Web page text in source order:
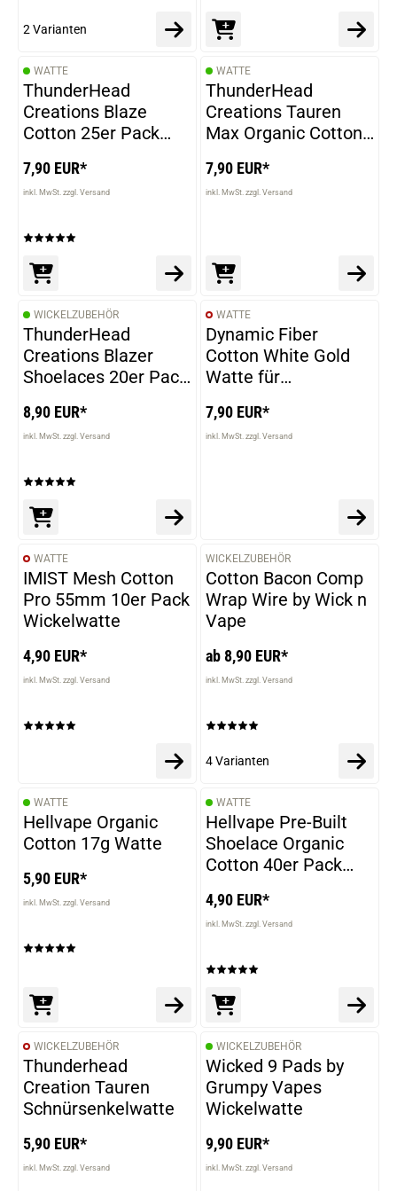
2 Varianten
WATTE
ThunderHead
Creations Blaze
Cotton 25er Pack
7,90 EUR*
inkl. MwSt. zzgl. Versand
WATTE
ThunderHead
Creations Tauren
Max Organic Cotton
7,90 EUR*
inkl. MwSt. zzgl. Versand
WICKELZUBEHÖR
ThunderHead
Creations Blazer
Shoelaces 20er Pack
8,90 EUR*
inkl. MwSt. zzgl. Versand
WATTE
Dynamic Fiber
Cotton White Gold
Watte für
7,90 EUR*
inkl. MwSt. zzgl. Versand
WATTE
IMIST Mesh Cotton
Pro 55mm 10er Pack
Wickelwatte
4,90 EUR*
inkl. MwSt. zzgl. Versand
WICKELZUBEHÖR
Cotton Bacon Comp
Wrap Wire by Wick n
Vape
ab 8,90 EUR*
inkl. MwSt. zzgl. Versand
4 Varianten
WATTE
Hellvape Organic
Cotton 17g Watte
5,90 EUR*
inkl. MwSt. zzgl. Versand
WATTE
Hellvape Pre-Built
Shoelace Organic
Cotton 40er Pack
4,90 EUR*
inkl. MwSt. zzgl. Versand
WICKELZUBEHÖR
Thunderhead
Creation Tauren
Schnürsenkelwatte
5,90 EUR*
inkl. MwSt. zzgl. Versand
WICKELZUBEHÖR
Wicked 9 Pads by
Grumpy Vapes
Wickelwatte
9,90 EUR*
inkl. MwSt. zzgl. Versand